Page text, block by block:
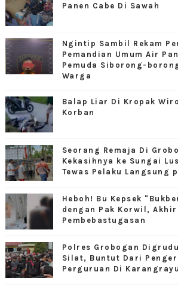
Panen Cabe Di Sawah
Ngintip Sambil Rekam
Pemandian Umum Air
Pemuda Siborong-
Warga
Balap Liar Di Kropak
Korban
Seorang Remaja Di
Kekasihnya ke Sungai
Tewas Pelaku Langsung
Heboh! Bu Kepsek
dengan Pak Korwil,
Pembebastugasan
Polres Grobogan
Silat, Buntut Dari
Perguruan Di